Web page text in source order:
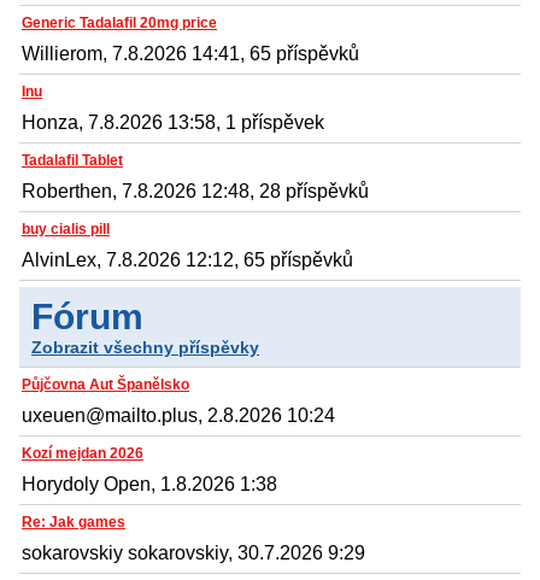
Generic Tadalafil 20mg price
Willierom, 7.8.2026 14:41, 65 příspěvků
Inu
Honza, 7.8.2026 13:58, 1 příspěvek
Tadalafil Tablet
Roberthen, 7.8.2026 12:48, 28 příspěvků
buy cialis pill
AlvinLex, 7.8.2026 12:12, 65 příspěvků
Fórum
Zobrazit všechny příspěvky
Půjčovna Aut Španělsko
uxeuen@mailto.plus, 2.8.2026 10:24
Kozí mejdan 2026
Horydoly Open, 1.8.2026 1:38
Re: Jak games
sokarovskiy sokarovskiy, 30.7.2026 9:29